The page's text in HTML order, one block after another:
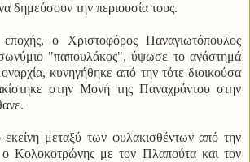
δημεύσουν την περιουσία τους.
ο Χριστοφόρος Παναγιωτόπουλος
"παπουλάκος", ύψωσε το ανάστημά
κυνηγήθηκε από την τότε διοικούσα
στην Μονή της Παναχράντου στην
εκείνη μεταξύ των φυλακισθέντων από την
ο Κολοκοτρώνης με τον Πλαπούτα και τον